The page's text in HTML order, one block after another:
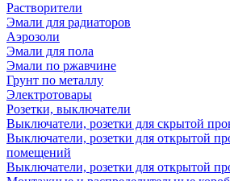
Растворители
Эмали для радиаторов
Аэрозоли
Эмали для пола
Эмали по ржавчине
Грунт по металлу
Электротовары
Розетки, выключатели
Выключатели, розетки для скрытой
Выключатели, розетки для открытой
помещений
Выключатели, розетки для открытой